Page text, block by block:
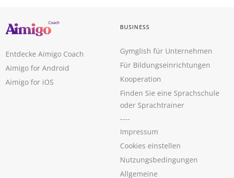
Entdecke Aimigo Coach
Aimigo for Android
Aimigo for iOS
BUSINESS
Gymglish für Unternehmen
Für Bildungseinrichtungen
Kooperation
Finden Sie eine Sprachschule
oder Sprachtrainer
----
Impressum
Cookies einstellen
Nutzungsbedingungen
Allgemeine